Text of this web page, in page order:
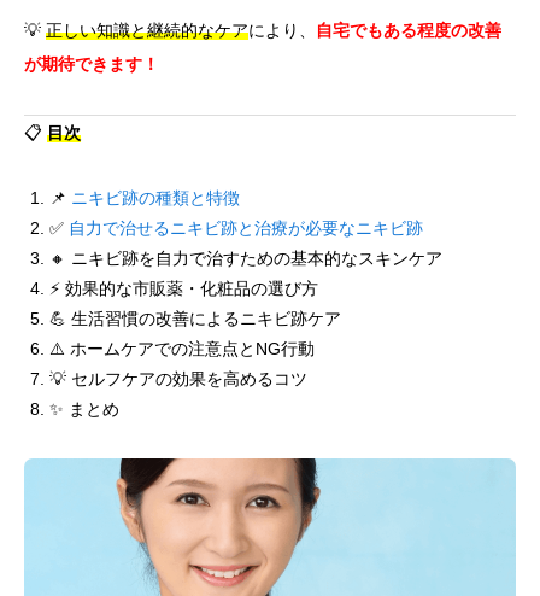
💡 正しい知識と継続的なケアにより、
自宅でもある程度の改善
が期待できます！
📋 目次
📌 ニキビ跡の種類と特徴
✅ 自力で治せるニキビ跡と治療が必要なニキビ跡
🔸 ニキビ跡を自力で治すための基本的なスキンケア
⚡ 効果的な市販薬・化粧品の選び方
💪 生活習慣の改善によるニキビ跡ケア
⚠️ ホームケアでの注意点とNG行動
💡 セルフケアの効果を高めるコツ
✨ まとめ